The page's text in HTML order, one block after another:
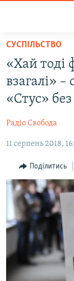
Перейти
основного
матеріалу
Перейти
до
основної
Перейти
пошуку
ВОДА.КРИМ
ВІДЕО ТА ФОТО
БЛОГИ
ПОГЛЯД
ІНТЕРВ'Ю
ВСЕ ЗА ДЕНЬ
СПЕЦПРОЕКТИ
ДЕПОРТАЦІЯ
ВІДЕОУРОКИ
СВІДЧЕННЯ
УКРАЇНСЬКА
ЯК ОБІЙТИ
Русский
Qırımtatar
СУСПІЛЬСТВО
«Хай тоді
взагалі»
«Стус»
Радіо Свобода
11 серпень 2018,
Поділитись